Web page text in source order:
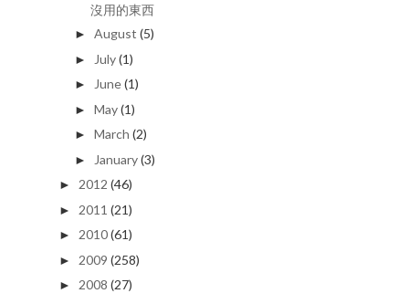
沒用的東西
► August (5)
► July(1)
► June(1)
► May(1)
► March (2)
► January(3)
► 2012 (46)
► 2011 (21)
► 2010(61)
► 2009 (258)
► 2008 (27)